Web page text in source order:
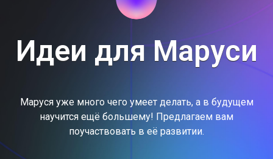
Идеи для Маруси
Маруся уже много чего умеет делать, а в будущем
научится ещё большему! Предлагаем вам
поучаствовать в её развитии.